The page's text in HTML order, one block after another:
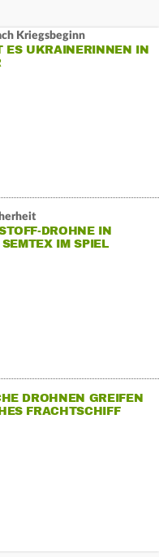
Kriegsbeginn
ES UKRAINERINNEN IN
DROHNE IN
IM SPIEL
DROHNEN GREIFEN
FRACHTSCHIFF